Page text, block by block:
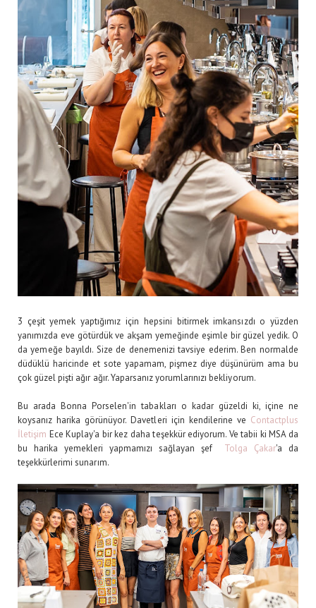
3 çeşit yemek yaptığımız için hepsini bitirmek imkansızdı o yüzden
yanımızda eve götürdük ve akşam yemeğinde eşimle bir güzel yedik. O
da yemeğe bayıldı. Size de denemenizi tavsiye ederim. Ben normalde
düdüklü haricinde et sote yapamam, pişmez diye düşünürüm ama bu
çok güzel pişti ağır ağır. Yaparsanız yorumlarınızı bekliyorum.
Bu arada Bonna Porselen'in tabakları o kadar güzeldi ki, içine ne
koysanız harika görünüyor. Davetleri için kendilerine ve Contactplus
İletişim Ece Kuplay'a bir kez daha teşekkür ediyorum. Ve tabii ki MSA da
bu harika yemekleri yapmamızı sağlayan şef Tolga Çakar'a da
teşekkürlerimi sunarım.